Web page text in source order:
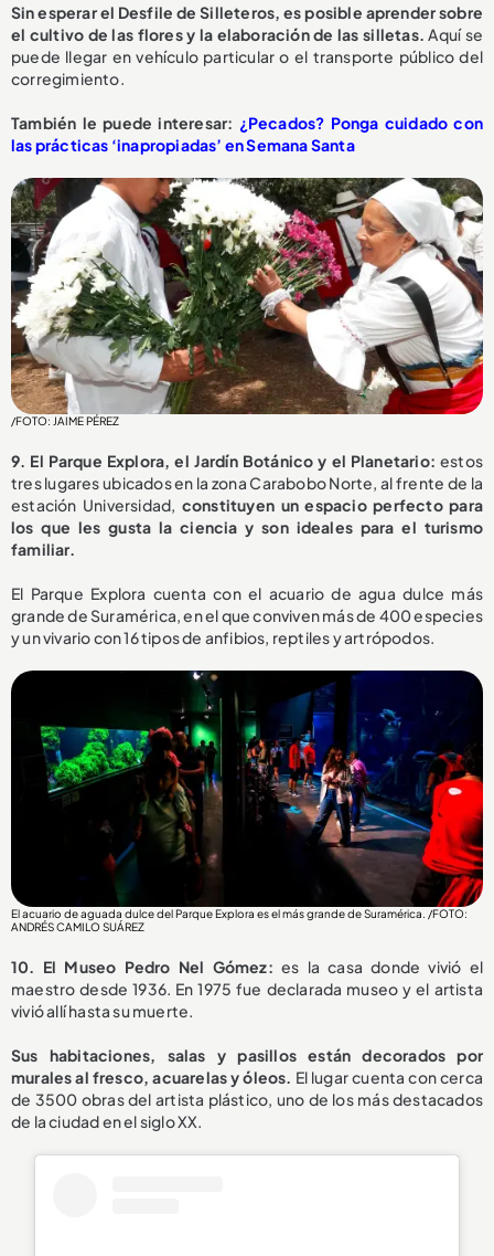
Sin esperar el Desfile de Silleteros, es posible aprender sobre
el cultivo de las flores y la elaboración de las silletas. Aquí se
puede llegar en vehículo particular o el transporte público del
corregimiento.
También le puede interesar: ¿Pecados? Ponga cuidado con
las prácticas ‘inapropiadas’ en Semana Santa
/FOTO: JAIME PÉREZ
9. El Parque Explora, el Jardín Botánico y el Planetario: estos
tres lugares ubicados en la zona Carabobo Norte, al frente de la
estación Universidad, constituyen un espacio perfecto para
los que les gusta la ciencia y son ideales para el turismo
familiar.
El Parque Explora cuenta con el acuario de agua dulce más
grande de Suramérica, en el que conviven más de 400 especies
y un vivario con 16 tipos de anfibios, reptiles y artrópodos.
El acuario de aguada dulce del Parque Explora es el más grande de Suramérica. /FOTO:
ANDRÉS CAMILO SUÁREZ
10. El Museo Pedro Nel Gómez: es la casa donde vivió el
maestro desde 1936. En 1975 fue declarada museo y el artista
vivió allí hasta su muerte.
Sus habitaciones, salas y pasillos están decorados por
murales al fresco, acuarelas y óleos. El lugar cuenta con cerca
de 3500 obras del artista plástico, uno de los más destacados
de la ciudad en el siglo XX.